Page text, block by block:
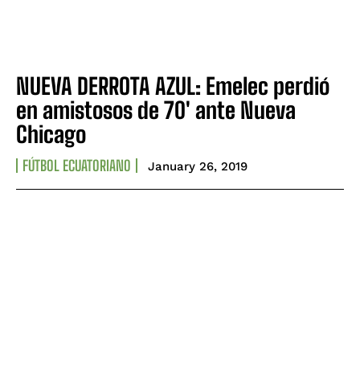
NUEVA DERROTA AZUL: Emelec perdió
en amistosos de 70' ante Nueva
Chicago
FÚTBOL ECUATORIANO January 26, 2019